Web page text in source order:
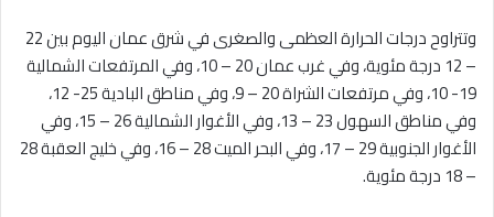
وتتراوح درجات الحرارة العظمى والصغرى في شرق عمان اليوم بين 22
– 12 درجة مئوية، وفي غرب عمان 20 – 10، وفي المرتفعات الشمالية
19- 10، وفي مرتفعات الشراة 20 – 9، وفي مناطق البادية 25- 12،
وفي مناطق السهول 23 – 13، وفي الأغوار الشمالية 26 – 15، وفي
الأغوار الجنوبية 29 – 17، وفي البحر الميت 28 – 16، وفي خليج العقبة 28
– 18 درجة مئوية.